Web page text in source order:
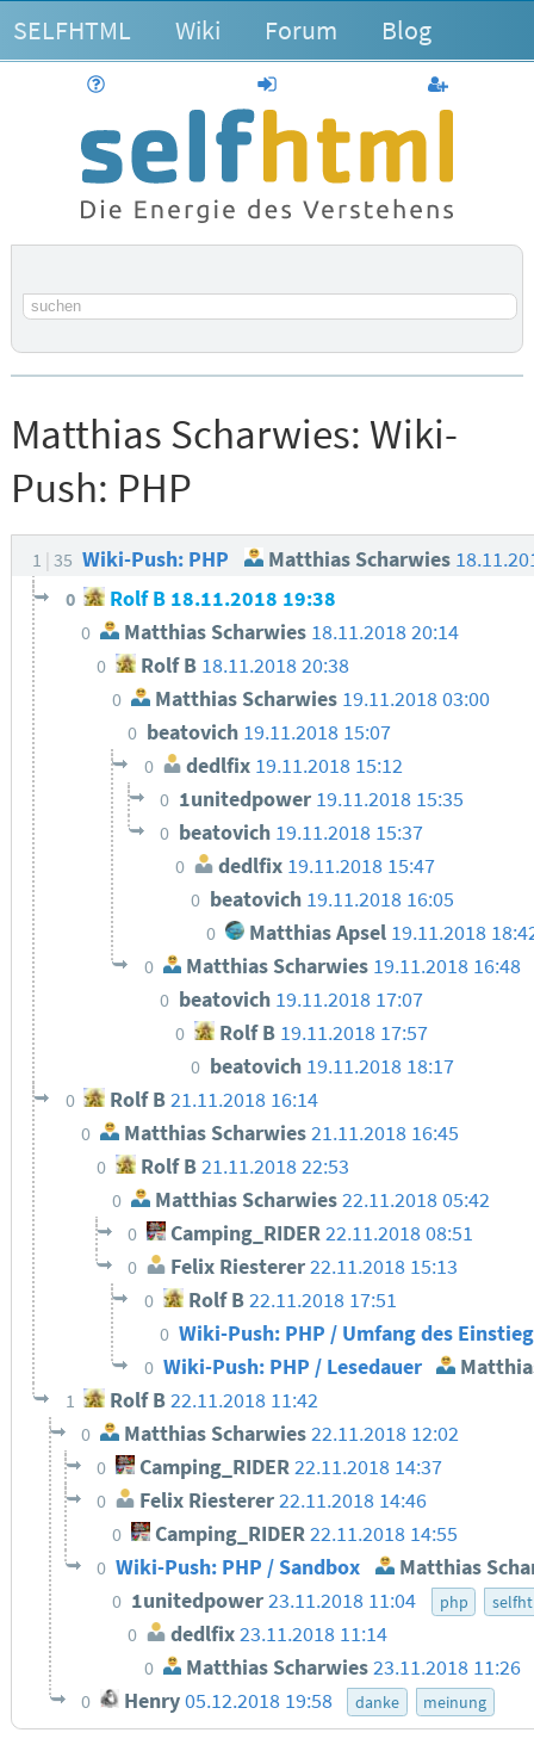
SELFHTML Wiki Forum Blog
anmelden
Suchbegriff
Matthias Scharwies: Wiki-
Push: PHP
1 35 Wiki-Push: PHP Matthias Scharwies
0 Rolf B 18.11.2018 19:38
0 Matthias Scharwies 18.11.2018 20:14
0 Rolf B 18.11.2018 20:38
0 Matthias Scharwies 19.11.2018 03:00
0 beatovich 19.11.2018 15:07
0 dedlfix 19.11.2018 15:12
0 1unitedpower 19.11.2018 15:35
0 beatovich 19.11.2018 15:37
0 dedlfix 19.11.2018 15:47
0 beatovich 19.11.2018 16:05
0 Matthias Apsel 19.11.2018
0 Matthias Scharwies 19.11.2018 16:48
0 beatovich 19.11.2018 17:07
0 Rolf B 19.11.2018 17:57
0 beatovich 19.11.2018 18:17
0 Rolf B21.11.2018 16:14
0 Matthias Scharwies 21.11.2018 16:45
0 Rolf B 21.11.2018 22:53
0 Matthias Scharwies22.11.2018 05:42
0 Camping_RIDER22.11.2018 08:51
0 Felix Riesterer22.11.2018 15:13
0 Rolf B22.11.2018 17:51
0 Wiki-Push: PHP / Umfang des
0 Wiki-Push: PHP / Lesedauer
1 Rolf B22.11.2018 11:42
0 Matthias Scharwies 22.11.2018 12:02
0 Camping_RIDER22.11.2018 14:37
0 Felix Riesterer22.11.2018 14:46
0 Camping_RIDER22.11.2018 14:55
0 Wiki-Push: PHP / Sandbox Matthias
0 1unitedpower23.11.2018 11:04 php
0 dedlfix23.11.2018 11:14
0 Matthias Scharwies23.11.2018 11:26
0 Henry 05.12.2018 19:58 danke meinung